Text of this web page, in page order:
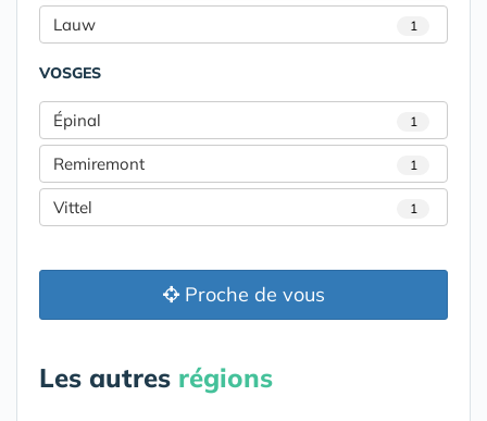
Lauw 1
VOSGES
Épinal 1
Remiremont 1
Vittel 1
Proche de vous
Les autres régions